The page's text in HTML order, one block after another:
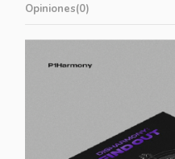
Opiniones(0)